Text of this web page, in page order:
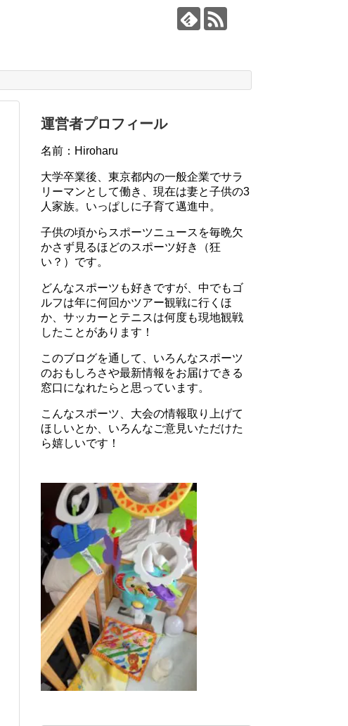
運営者プロフィール
名前：Hiroharu
大学卒業後、東京都内の一般企業でサラ
リーマンとして働き、現在は妻と子供の3
人家族。いっぱしに子育て邁進中。
子供の頃からスポーツニュースを毎晩欠
かさず見るほどのスポーツ好き（狂
い？）です。
どんなスポーツも好きですが、中でもゴ
ルフは年に何回かツアー観戦に行くほ
か、サッカーとテニスは何度も現地観戦
したことがあります！
このブログを通して、いろんなスポーツ
のおもしろさや最新情報をお届けできる
窓口になれたらと思っています。
こんなスポーツ、大会の情報取り上げて
ほしいとか、いろんなご意見いただけた
ら嬉しいです！